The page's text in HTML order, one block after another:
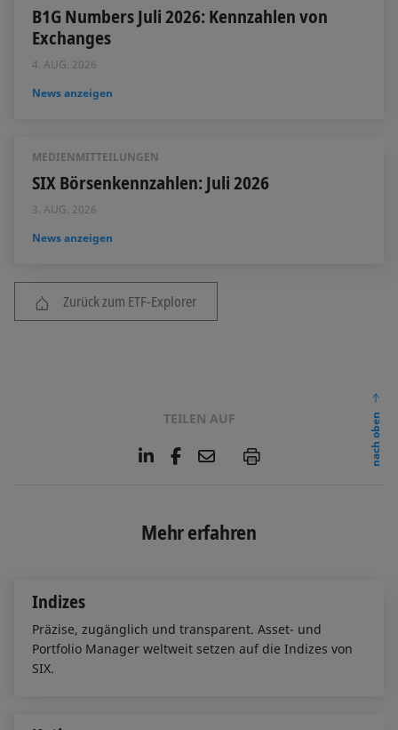
B1G Numbers Juli 2026: Kennzahlen von
Exchanges
4. AUG. 2026
News anzeigen
MEDIENMITTEILUNGEN
SIX Börsenkennzahlen: Juli 2026
3. AUG. 2026
News anzeigen
Zurück zum ETF-Explorer
TEILEN AUF
L
e
d
F
o
E
l
P
nach oben
Mehr erfahren
Indizes
Präzise, zugänglich und transparent. Asset- und
Portfolio Manager weltweit setzen auf die Indizes von
SIX.